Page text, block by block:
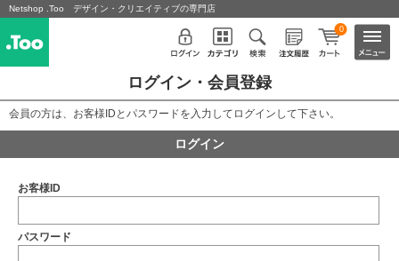
Netshop .Too デザイン・クリエイティブの専門店
0
ログイン・会員登録
会員の方は、お客様IDとパスワードを入力してログインして下さい。
ログイン
お客様ID
パスワード